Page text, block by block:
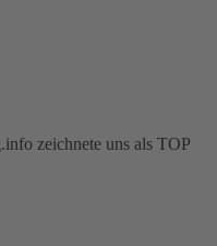
zeichnete uns als TOP